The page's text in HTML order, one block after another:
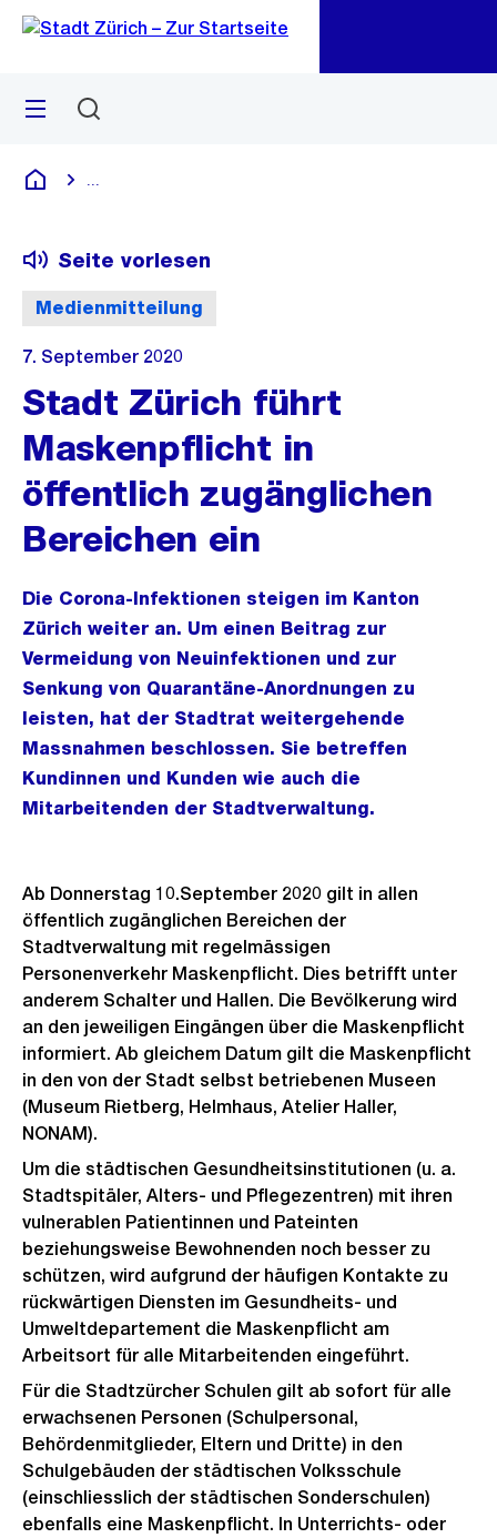
Navigation
Sprunglink
Menü
Deutsch
Medienmitteilung
Seite vorlesen
7. September 2020
Stadt Zürich führt
Maskenpflicht in
öffentlich zugänglichen
Bereichen ein
Die Corona-Infektionen steigen im Kanton
Zürich weiter an. Um einen Beitrag zur
Vermeidung von Neuinfektionen und zur
Senkung von Quarantäne-Anordnungen zu
leisten, hat der Stadtrat weitergehende
Massnahmen beschlossen. Sie betreffen
Kundinnen und Kunden wie auch die
Mitarbeitenden der Stadtverwaltung.
Ab Donnerstag 10.September 2020 gilt in allen
öffentlich zugänglichen Bereichen der
Stadtverwaltung mit regelmässigen
Personenverkehr Maskenpflicht. Dies betrifft unter
anderem Schalter und Hallen. Die Bevölkerung wird
an den jeweiligen Eingängen über die Maskenpflicht
informiert. Ab gleichem Datum gilt die Maskenpflicht
in den von der Stadt selbst betriebenen Museen
(Museum Rietberg, Helmhaus, Atelier Haller,
NONAM).
Um die städtischen Gesundheitsinstitutionen (u. a.
Stadtspitäler, Alters- und Pflegezentren) mit ihren
vulnerablen Patientinnen und Pateinten
beziehungsweise Bewohnenden noch besser zu
schützen, wird aufgrund der häufigen Kontakte zu
rückwärtigen Diensten im Gesundheits- und
Umweltdepartement die Maskenpflicht am
Arbeitsort für alle Mitarbeitenden eingeführt.
Für die Stadtzürcher Schulen gilt ab sofort für alle
erwachsenen Personen (Schulpersonal,
Behördenmitglieder, Eltern und Dritte) in den
Schulgebäuden der städtischen Volksschule
(einschliesslich der städtischen Sonderschulen)
ebenfalls eine Maskenpflicht. In Unterrichts- oder